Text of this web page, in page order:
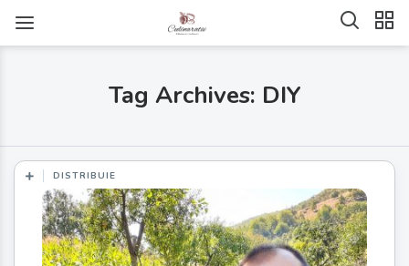
Tag Archives: DIY
DISTRIBUIE